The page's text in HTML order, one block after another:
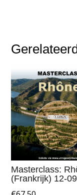
Masterclass:
(Frankrijk) 12-